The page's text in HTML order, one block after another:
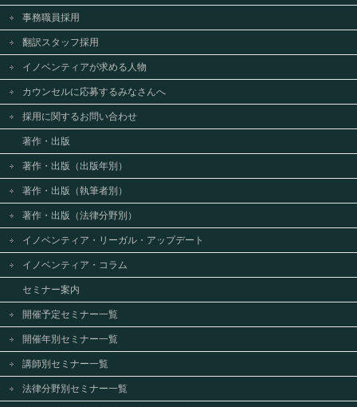
事務職員採用
翻訳スタッフ採用
イノベンティアが求める人物
カウンセルに応募するみなさんへ
採用に関するお問い合わせ
著作・出版
著作・出版（出版年別）
著作・出版（執筆者別）
著作・出版（法律分野別）
イノベンティア・リーガル・アップデート
イノベンティア・コラム
セミナー案内
開催予定セミナー一覧
開催年別セミナー一覧
講師別セミナー一覧
法律分野別セミナー一覧